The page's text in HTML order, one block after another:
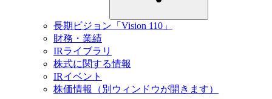
長期ビジョン「Vision 110」
財務・業績
IRライブラリ
株式に関する情報
IRイベント
株価情報
（別ウィンドウが開きます）